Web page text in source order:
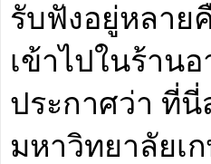
รับฟังอยู่หลาย
เข้าไปในร้าน
ประกาศว่า ที่
มหาวิทยาลัยเ